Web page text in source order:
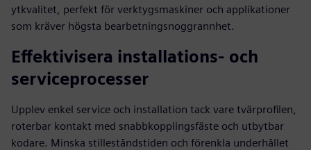
ytkvalitet, perfekt för verktygsmaskiner och applikationer
som kräver högsta bearbetningsnoggrannhet.
Effektivisera installations- och
serviceprocesser
Upplev enkel service och installation tack vare tvärprofilen,
roterbar kontakt med snabbkopplingsfäste och utbytbar
kodare. Minska stilleståndstiden och förenkla underhållet